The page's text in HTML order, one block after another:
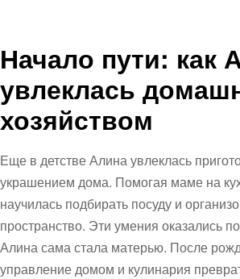
Начало пути: как
увлеклась
хозяйством
Еще в детстве Алина увлеклась
украшением дома. Помогая маме на
научилась подбирать посуду и
пространство. Эти умения оказались
Алина сама стала матерью. После
управление домом и кулинария